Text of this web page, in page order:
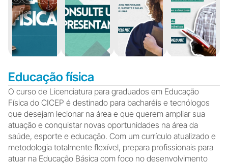
Educação física
O curso de Licenciatura para graduados em Educação
Física do CICEP é destinado para bacharéis e tecnólogos
que desejam lecionar na área e que querem ampliar sua
atuação e conquistar novas oportunidades na área da
saúde, esporte e educação. Com um currículo atualizado e
metodologia totalmente flexível, prepara profissionais para
atuar na Educação Básica com foco no desenvolvimento